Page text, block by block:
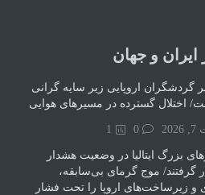
ایران و جهان
گردشگران اروپایی زیر سایه گرانی
اختلال گسترده در مسیرهای هوایی
1
بزرگ ایتالیا در وضعیت هشدار
گرفتند/ موج گرمای بی‌سابقه،
زیرساخت‌های اروپا را تحت فشار